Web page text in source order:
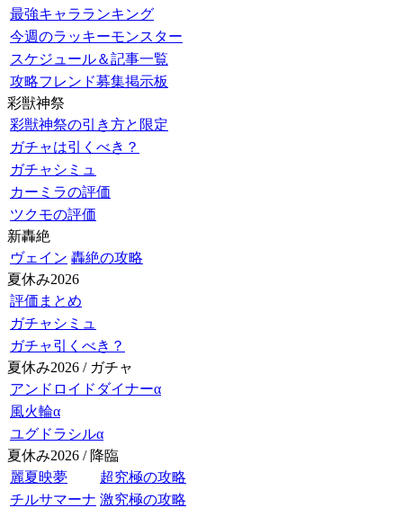
最強キャラランキング
今週のラッキーモンスター
スケジュール＆記事一覧
攻略フレンド募集掲示板
彩獣神祭
彩獣神祭の引き方と限定
ガチャは引くべき？
ガチャシミュ
カーミラの評価
ツクモの評価
新轟絶
ヴェイン 轟絶の攻略
夏休み2026
評価まとめ
ガチャシミュ
ガチャ引くべき？
夏休み2026 / ガチャ
アンドロイドダイナーα
風火輪α
ユグドラシルα
夏休み2026 / 降臨
麗夏映夢
超究極の攻略
チルサマーナ 激究極の攻略